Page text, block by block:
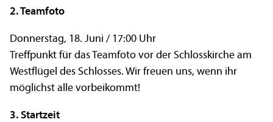
2. Teamfoto
Donnerstag, 18. Juni / 17:00 Uhr
Treffpunkt für das Teamfoto vor der Schlosskirche am
Westflügel des Schlosses. Wir freuen uns, wenn ihr
möglichst alle vorbeikommt!
3. Startzeit